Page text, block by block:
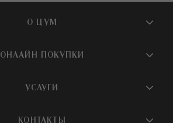
О ЦУМ
О магазине
Бутики и ПВЗ ЦУМ
ОНЛАЙН ПОКУПКИ
Доставка
УСЛУГИ
КОНТАКТЫ